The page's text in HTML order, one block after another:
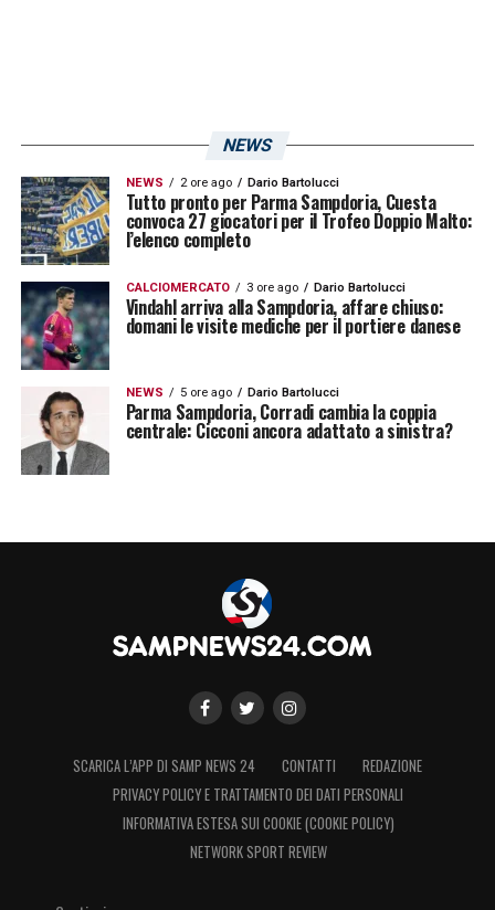
NEWS
NEWS 2 ore ago Dario Bartolucci
Tutto pronto per Parma Sampdoria, Cuesta
convoca 27 giocatori per il Trofeo Doppio Malto:
l’elenco completo
CALCIOMERCATO 3 ore ago Dario Bartolucci
Vindahl arriva alla Sampdoria, affare chiuso:
domani le visite mediche per il portiere danese
NEWS 5 ore ago Dario Bartolucci
Parma Sampdoria, Corradi cambia la coppia
centrale: Cicconi ancora adattato a sinistra?
SCARICA L’APP DI SAMP NEWS 24 CONTATTI
REDAZIONE
PRIVACY POLICY E TRATTAMENTO DEI DATI PERSONALI
INFORMATIVA ESTESA SUI COOKIE (COOKIE POLICY)
NETWORK SPORT REVIEW